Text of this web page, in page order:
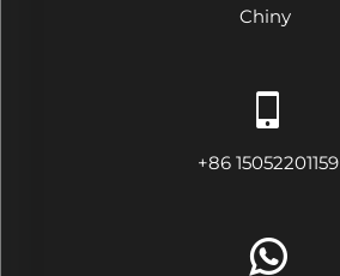
Chiny
+86 15052201159